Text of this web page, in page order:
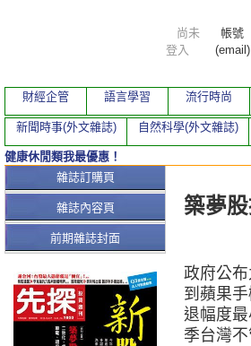
本期文
築夢
政府公
到蘋果
退幅度
季台灣
雜誌訂購頁
雜誌內容頁
前期雜誌封面
尚未
登入
帳號
(email)
財經企管 語言學習 流行時尚
新聞時事(外文雜誌) 自然科學(外文雜誌)
健康休閒類我最優惠！